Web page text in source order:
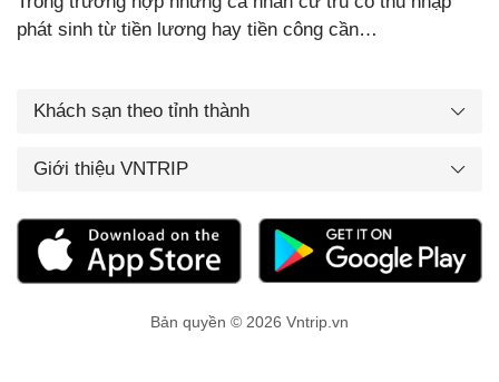
phát sinh từ tiền lương hay tiền công cần…
Khách sạn theo tỉnh thành
Giới thiệu VNTRIP
Bản quyền © 2026 Vntrip.vn